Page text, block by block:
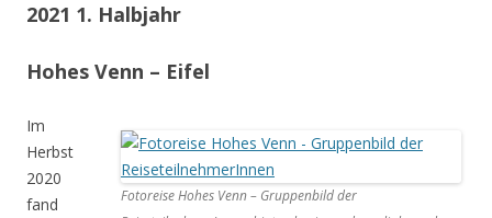
2021 1. Halbjahr
Hohes Venn – Eifel
Fotoreise Hohes Venn – Gruppenbild der
Im
Herbst
2020
fand